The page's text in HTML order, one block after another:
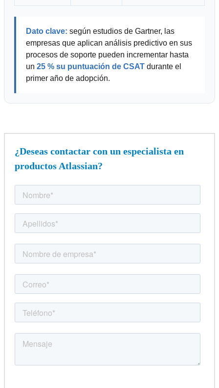
Dato clave: según estudios de Gartner, las
empresas que aplican análisis predictivo en sus
procesos de soporte pueden incrementar hasta
un 25 % su puntuación de CSAT durante el
primer año de adopción.
¿Deseas contactar con un especialista en
productos Atlassian?